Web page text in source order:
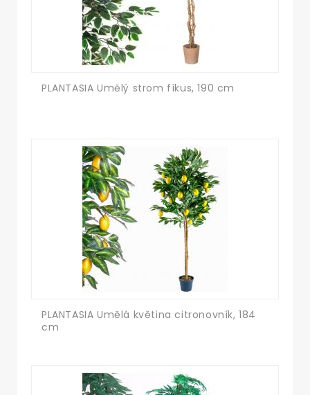
PLANTASIA Umělý strom fíkus, 190 cm
PLANTASIA Umělá květina citronovník, 184
cm